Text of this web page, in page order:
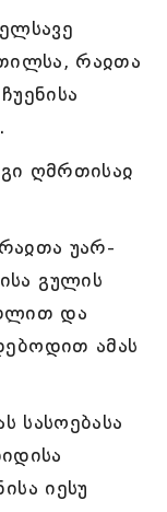
რაჲთა
ღმრთისაჲ
უარ-
გულის
და
ამას
სასოებასა
იესუ